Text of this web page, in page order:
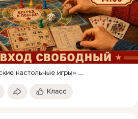
настольные игры» ...
Класс